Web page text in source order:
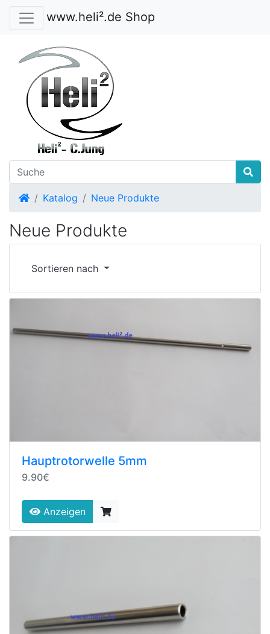
www.heli².de Shop
Startseite
Katalog Neue Produkte
Neue Produkte
Sortieren nach
Hauptrotorwelle 5mm
9.90€
Anzeigen